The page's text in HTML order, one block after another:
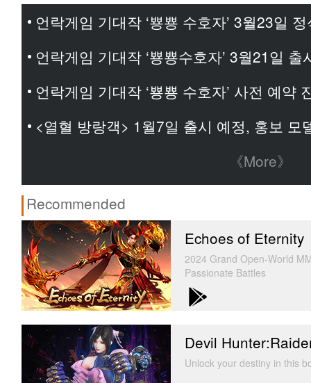
언락게임 기대작 ‘뿅뿅 수호자’ 3월23일
언락게임 기대작 ‘뿅뿅수호자’ 3월21일 출
언락게임 기대작 ‘뿅뿅 수호자’ 사전 예약
<열혈 방랑객> 1월7일 출시 예정, 홍보 모
《More》
Recommended
Echoes of Eternity
2024 Grand Open-World
Passionate Battles
Devil
Unlock your destiny in this